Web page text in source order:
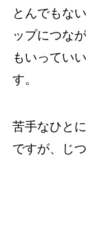
とんでもな
ップにつな
もいってい
す。
苦手なひと
ですが、じ